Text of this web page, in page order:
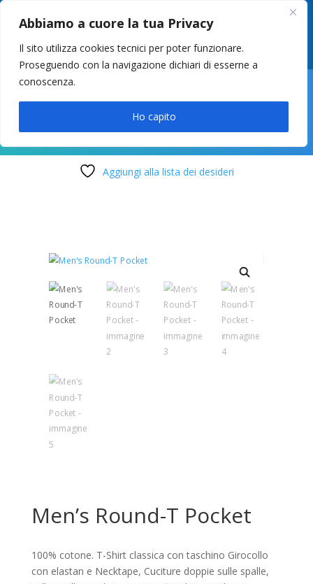
Abbiamo a cuore la tua Privacy
Il sito utilizza cookies tecnici per poter funzionare.
Proseguendo con la navigazione dichiari di esserne a
conoscenza.
Ho capito
049 8627946 –info@cstosetto.it
LUN-VEN 9-12 / 14:30-17
Aggiungi alla lista dei desideri
Men’s Round-T Pocket
100% cotone. T-Shirt classica con taschino Girocollo
con elastan e Necktape, Cuciture doppie sulle spalle,